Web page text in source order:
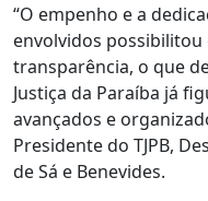
“O empenho e a
envolvidos possibilitou
transparência, o que
Justiça da Paraíba já
avançados e
Presidente do TJPB,
de Sá e Benevides.